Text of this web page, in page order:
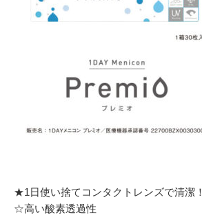
★1日使い捨てコンタクトレンズで清潔！
☆高い酸素透過性